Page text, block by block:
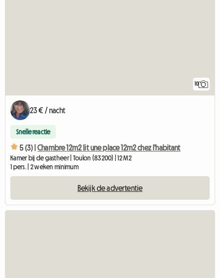
10
23 € / nacht
Snelle reactie
5 (3) | Chambre 12m2 lit une place 12m2 chez l'habitant
Kamer bij de gastheer | Toulon (83200) | 12 M2
1 pers. | 2 weken minimum
Bekijk de advertentie